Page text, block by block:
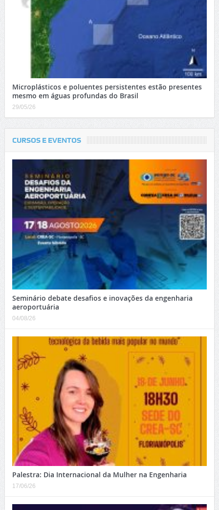
Microplásticos e poluentes persistentes estão presentes
mesmo em águas profundas do Brasil
29/05/26
CURSOS E EVENTOS
Seminário debate desafios e inovações da engenharia
aeroportuária
04/08/26
Palestra: Dia Internacional da Mulher na Engenharia
17/06/26